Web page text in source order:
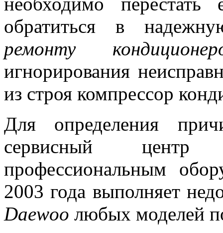
обратиться в
ремонту
игнорирования
из строя компрессор
Для определения
сервисный
профессиональным
2003 года выполняет
Daewoo любых моделей